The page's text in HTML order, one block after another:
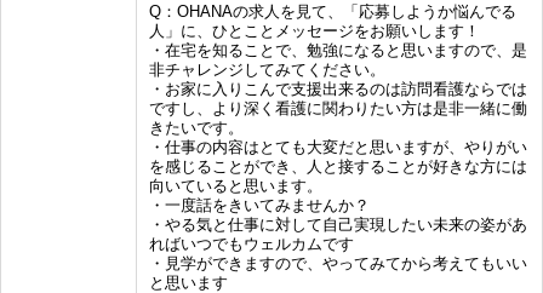
Q：OHANAの求人を見て、「応募しようか悩んでる
人」に、ひとことメッセージをお願いします！
・在宅を知ることで、勉強になると思いますので、是
非チャレンジしてみてください。
・お家に入りこんで支援出来るのは訪問看護ならでは
ですし、より深く看護に関わりたい方は是非一緒に働
きたいです。
・仕事の内容はとても大変だと思いますが、やりがい
を感じることができ、人と接することが好きな方には
向いていると思います。
・一度話をきいてみませんか？
・やる気と仕事に対して自己実現したい未来の姿があ
ればいつでもウェルカムです
・見学ができますので、やってみてから考えてもいい
と思います